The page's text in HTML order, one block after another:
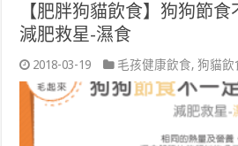
【肥胖狗貓飲食】狗狗節食
減肥救星-濕食
2018-03-19 毛孩健康飲食,狗貓飲